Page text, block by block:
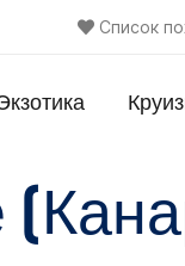
Список